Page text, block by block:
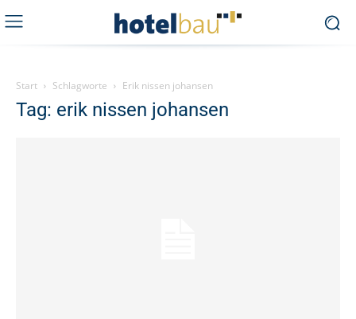
Start Schlagworte Erik nissen johansen
Tag: erik nissen johansen